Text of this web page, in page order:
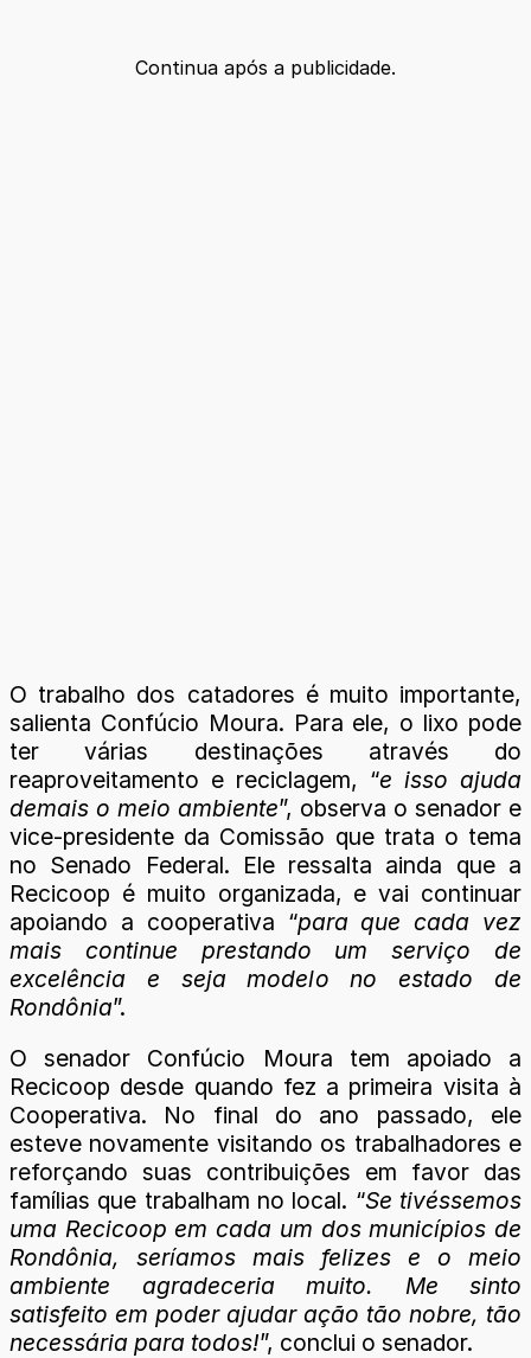
Continua após a publicidade.
O trabalho dos catadores é muito importante,
salienta Confúcio Moura. Para ele, o lixo pode
ter várias destinações através do
reaproveitamento e reciclagem, “e isso ajuda
demais o meio ambiente”, observa o senador e
vice-presidente da Comissão que trata o tema
no Senado Federal. Ele ressalta ainda que a
Recicoop é muito organizada, e vai continuar
apoiando a cooperativa “para que cada vez
mais continue prestando um serviço de
excelência e seja modelo no estado de
Rondônia”.
O senador Confúcio Moura tem apoiado a
Recicoop desde quando fez a primeira visita à
Cooperativa. No final do ano passado, ele
esteve novamente visitando os trabalhadores e
reforçando suas contribuições em favor das
famílias que trabalham no local. “Se tivéssemos
uma Recicoop em cada um dos municípios de
Rondônia, seríamos mais felizes e o meio
ambiente agradeceria muito. Me sinto
satisfeito em poder ajudar ação tão nobre, tão
necessária para todos!”, conclui o senador.